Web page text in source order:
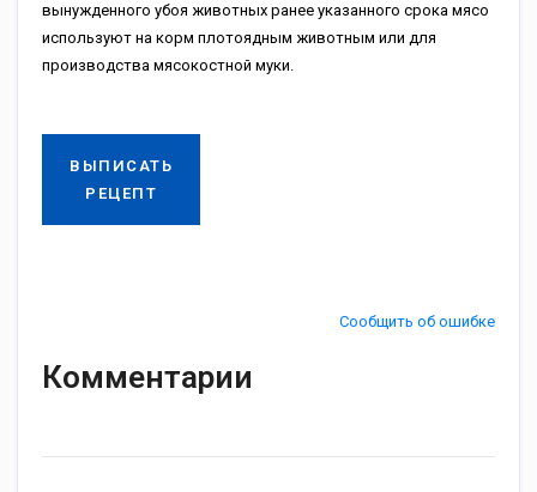
вынужденного убоя животных ранее указанного срока мясо
используют на корм плотоядным животным или для
производства мясокостной муки.
ВЫПИСАТЬ
РЕЦЕПТ
Сообщить об ошибке
Комментарии